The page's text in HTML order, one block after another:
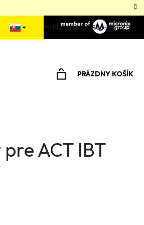
Prihlásenie Registrácia
PRÁZDNY KOŠÍK
ACT IBT